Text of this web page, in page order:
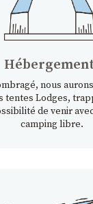
nous
tentes Lodges,
de venir
camping libre.